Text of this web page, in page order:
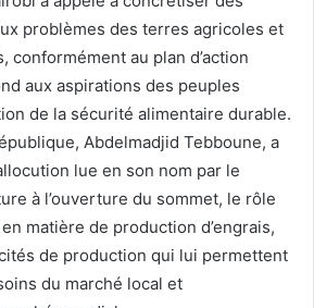
problèmes des terres agricoles et
conformément au plan d’action
aux aspirations des peuples
de la sécurité alimentaire durable.
Abdelmadjid Tebboune, a
lue en son nom par le
à l’ouverture du sommet, le rôle
matière de production d’engrais,
de production qui lui permettent
du marché local et